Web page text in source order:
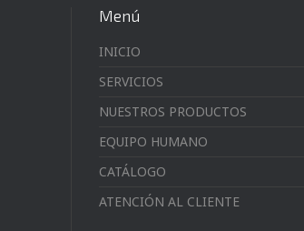
Menú
INICIO
SERVICIOS
NUESTROS PRODUCTOS
EQUIPO HUMANO
CATÁLOGO
ATENCIÓN AL CLIENTE